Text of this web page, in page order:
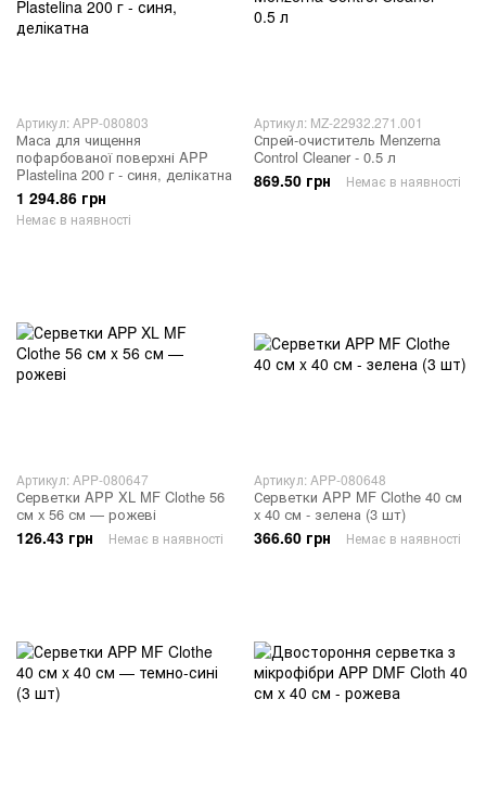
Артикул: APP-080803
Маса для чищення
пофарбованої поверхні APP
Plastelina 200 г - синя, делікатна
1 294.86 грн
Немає в наявності
Артикул: MZ-22932.271.001
Спрей-очиститель Menzerna
Control Cleaner - 0.5 л
869.50 грн Немає в наявності
Артикул: APP-080647
Серветки APP XL MF Clothe 56
см x 56 см — рожеві
126.43 грн Немає в наявності
Артикул: APP-080648
Серветки APP MF Clothe 40 см
x 40 см - зелена (3 шт)
366.60 грн Немає в наявності